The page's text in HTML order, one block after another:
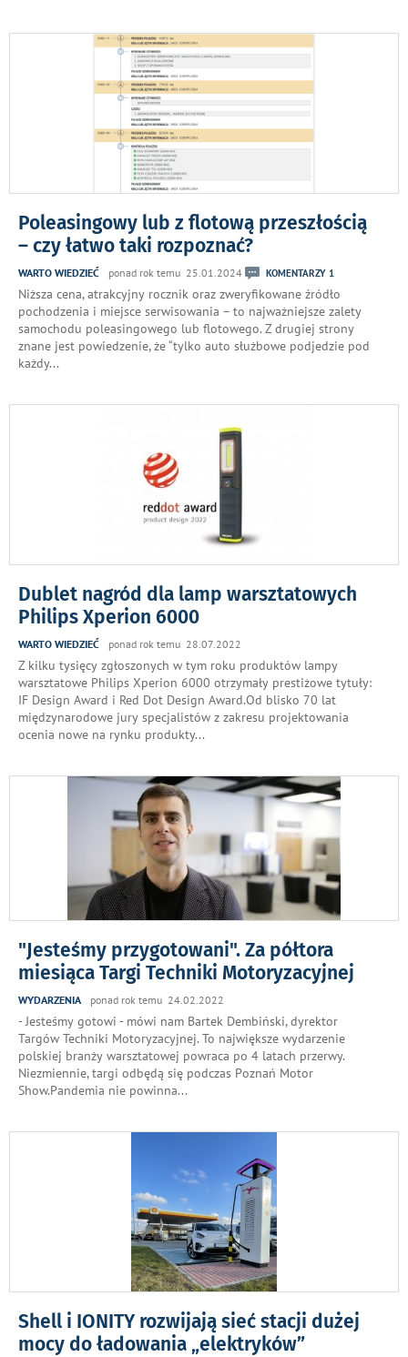
Poleasingowy lub z flotową przeszłością
– czy łatwo taki rozpoznać?
WARTO WIEDZIEĆ ponad rok temu 25.01.2024 KOMENTARZY 1
Niższa cena, atrakcyjny rocznik oraz zweryfikowane źródło
pochodzenia i miejsce serwisowania – to najważniejsze zalety
samochodu poleasingowego lub flotowego. Z drugiej strony
znane jest powiedzenie, że “tylko auto służbowe podjedzie pod
każdy...
Dublet nagród dla lamp warsztatowych
Philips Xperion 6000
WARTO WIEDZIEĆ ponad rok temu 28.07.2022
Z kilku tysięcy zgłoszonych w tym roku produktów lampy
warsztatowe Philips Xperion 6000 otrzymały prestiżowe tytuły:
IF Design Award i Red Dot Design Award.Od blisko 70 lat
międzynarodowe jury specjalistów z zakresu projektowania
ocenia nowe na rynku produkty...
"Jesteśmy przygotowani". Za półtora
miesiąca Targi Techniki Motoryzacyjnej
WYDARZENIA ponad rok temu 24.02.2022
- Jesteśmy gotowi - mówi nam Bartek Dembiński, dyrektor
Targów Techniki Motoryzacyjnej. To największe wydarzenie
polskiej branży warsztatowej powraca po 4 latach przerwy.
Niezmiennie, targi odbędą się podczas Poznań Motor
Show.Pandemia nie powinna...
Shell i IONITY rozwijają sieć stacji dużej
mocy do ładowania „elektryków”